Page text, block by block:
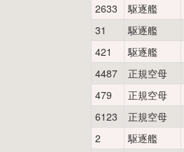
2633
駆逐艦
31
駆逐艦
421
駆逐艦
4487
正規空母
479
正規空母
6123
正規空母
2
駆逐艦